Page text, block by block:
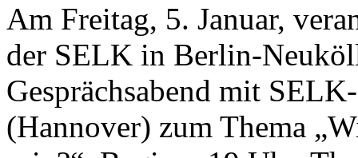
Am Freitag, 5. Januar,
der SELK in Berlin-
Gesprächsabend mit
(Hannover) zum Thema